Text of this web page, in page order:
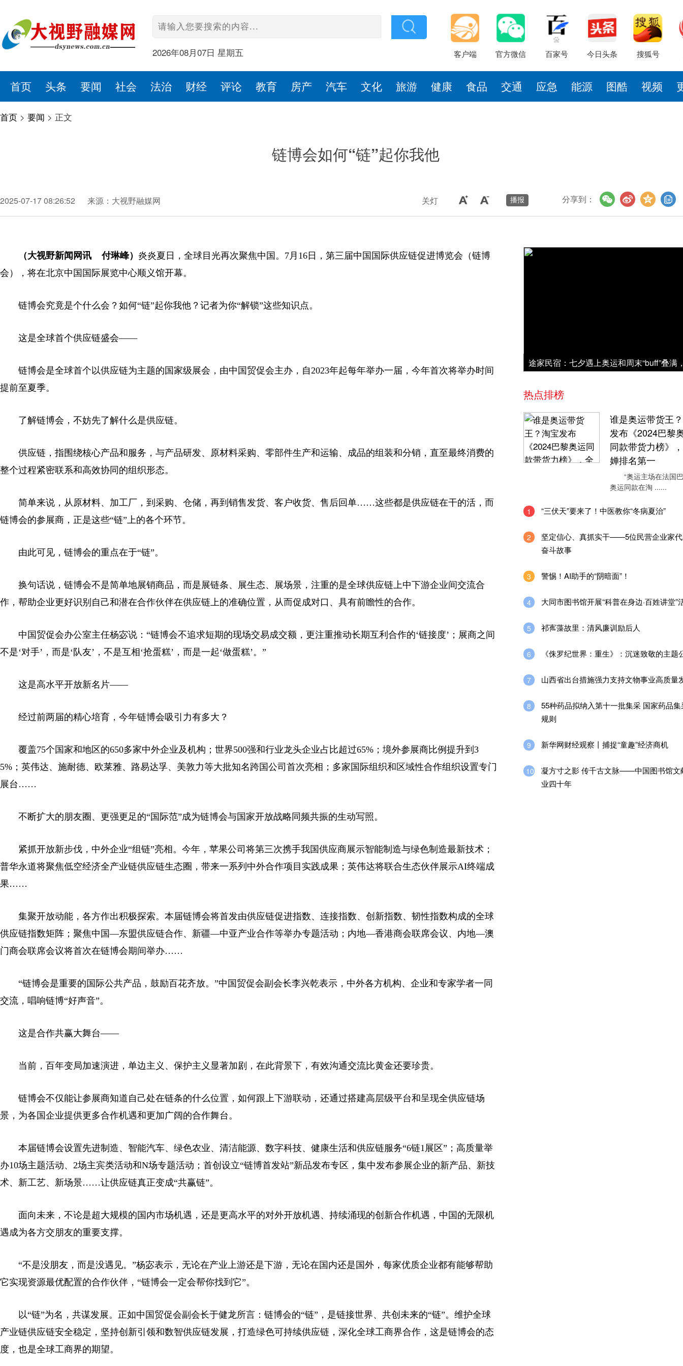
2026年08月07日 星期五 客户端 官方微信 百家号 今日头条 搜狐号
首页 头条 要闻 社会 法治 财经 评论 教育 房产 汽车 文化 旅游 健康 食品 交通 应急 能源 图酷 视频
首页 > 要闻 > 正文
链博会如何“链”起你我他
2025-07-17 08:26:52 来源：大视野融媒网 关灯 分享到：
（大视野新闻网讯 付琳峰） 炎炎夏日，全球目光再次聚焦中国。7月16日，第三届中国国际供应链促进博览会（链博
会），将在北京中国国际展览中心顺义馆开幕。
链博会究竟是个什么会？如何“链”起你我他？记者为你“解锁”这些知识点。
这是全球首个供应链盛会——
链博会是全球首个以供应链为主题的国家级展会，由中国贸促会主办，自2023年起每年举办一届，今年首次将举办时间
提前至夏季。
了解链博会，不妨先了解什么是供应链。
供应链，指围绕核心产品和服务，与产品研发、原材料采购、零部件生产和运输、成品的组装和分销，直至最终消费的
整个过程紧密联系和高效协同的组织形态。
简单来说，从原材料、加工厂，到采购、仓储，再到销售发货、客户收货、售后回单……这些都是供应链在干的活，而
链博会的参展商，正是这些“链”上的各个环节。
由此可见，链博会的重点在于“链”。
换句话说，链博会不是简单地展销商品，而是展链条、展生态、展场景，注重的是全球供应链上中下游企业间交流合
作，帮助企业更好识别自己和潜在合作伙伴在供应链上的准确位置，从而促成对口、具有前瞻性的合作。
中国贸促会办公室主任杨宓说：“链博会不追求短期的现场交易成交额，更注重推动长期互利合作的‘链接度’；展商之间
不是‘对手’，而是‘队友’，不是互相‘抢蛋糕’，而是一起‘做蛋糕’。”
这是高水平开放新名片——
经过前两届的精心培育，今年链博会吸引力有多大？
覆盖75个国家和地区的650多家中外企业及机构；世界500强和行业龙头企业占比超过65%；境外参展商比例提升到3
5%；英伟达、施耐德、欧莱雅、路易达孚、美敦力等大批知名跨国公司首次亮相；多家国际组织和区域性合作组织设置专门
展台……
不断扩大的朋友圈、更强更足的“国际范”成为链博会与国家开放战略同频共振的生动写照。
紧抓开放新步伐，中外企业“组链”亮相。今年，苹果公司将第三次携手我国供应商展示智能制造与绿色制造最新技术；
普华永道将聚焦低空经济全产业链供应链生态圈，带来一系列中外合作项目实践成果；英伟达将联合生态伙伴展示AI终端成
果……
集聚开放动能，各方作出积极探索。本届链博会将首发由供应链促进指数、连接指数、创新指数、韧性指数构成的全球
供应链指数矩阵；聚焦中国—东盟供应链合作、新疆—中亚产业合作等举办专题活动；内地—香港商会联席会议、内地—澳
门商会联席会议将首次在链博会期间举办……
“链博会是重要的国际公共产品，鼓励百花齐放。”中国贸促会副会长李兴乾表示，中外各方机构、企业和专家学者一同
交流，唱响链博“好声音”。
这是合作共赢大舞台——
当前，百年变局加速演进，单边主义、保护主义显著加剧，在此背景下，有效沟通交流比黄金还要珍贵。
链博会不仅能让参展商知道自己处在链条的什么位置，如何跟上下游联动，还通过搭建高层级平台和呈现全供应链场
景，为各国企业提供更多合作机遇和更加广阔的合作舞台。
本届链博会设置先进制造、智能汽车、绿色农业、清洁能源、数字科技、健康生活和供应链服务“6链1展区”；高质量举
办10场主题活动、2场主宾类活动和N场专题活动；首创设立“链博首发站”新品发布专区，集中发布参展企业的新产品、新技
术、新工艺、新场景……让供应链真正变成“共赢链”。
面向未来，不论是超大规模的国内市场机遇，还是更高水平的对外开放机遇、持续涌现的创新合作机遇，中国的无限机
遇成为各方交朋友的重要支撑。
“不是没朋友，而是没遇见。”杨宓表示，无论在产业上游还是下游，无论在国内还是国外，每家优质企业都有能够帮助
它实现资源最优配置的合作伙伴，“链博会一定会帮你找到它”。
以“链”为名，共谋发展。正如中国贸促会副会长于健龙所言：链博会的“链”，是链接世界、共创未来的“链”。维护全球
产业链供应链安全稳定，坚持创新引领和数智供应链发展，打造绿色可持续供应链，深化全球工商界合作，这是链博会的态
度，也是全球工商界的期望。
热点排榜
谁是奥运带货王
发布《2024巴黎
同款带货力榜》
婵排名第一
“奥运主场在法国
奥运同款在淘 ......
1 “三伏天”要来了！中医教你“冬病夏治”
2
坚定信心、真抓实干——5位民营企业家
奋斗故事
3 警惕！AI助手的“阴暗面”！
4 大同市图书馆开展“科普在身边·百姓讲堂”
5 祁寯藻故里：清风廉训励后人
6 《侏罗纪世界：重生》：沉迷致敬的主题
7 山西省出台措施强力支持文物事业高质量
8
55种药品拟纳入第十一批集采 国家药品
规则
9 新华网财经观察丨捕捉“童趣”经济商机
10
凝方寸之影 传千古文脉——中国图书馆文
业四十年